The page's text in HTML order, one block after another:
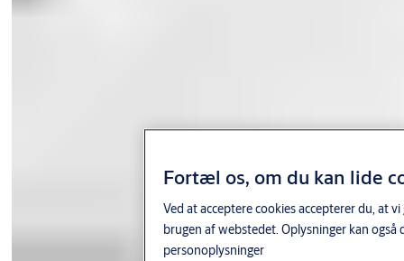
Fortæl os, om du kan lide
Ved at acceptere cookies accepterer du, at
brugen af webstedet. Oplysninger kan
personoplysninger